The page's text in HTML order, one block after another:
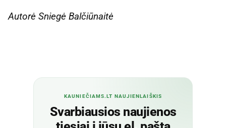
Autorė Sniegė Balčiūnaitė
KAUNIEČIAMS.LT NAUJIENLAIŠKIS
Svarbiausios naujienos